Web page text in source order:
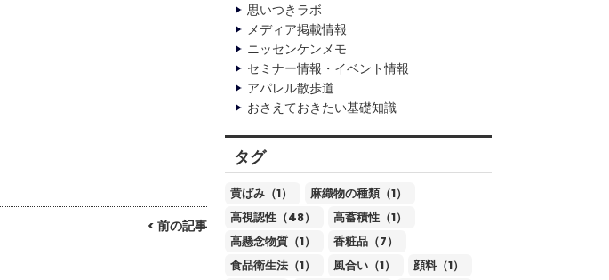
< 前の記事
思いつきラボ
メディア掲載情報
ニッセンケンメモ
セミナー情報・イベント情報
アパレル散歩道
おさえておきたい基礎知識
タグ
黄ばみ（1）
麻織物の種類（1）
高視認性（48）
高蓄積性（1）
高懸念物質（1）
香粧品（7）
食品衛生法（1）
風合い（1）
顔料（1）